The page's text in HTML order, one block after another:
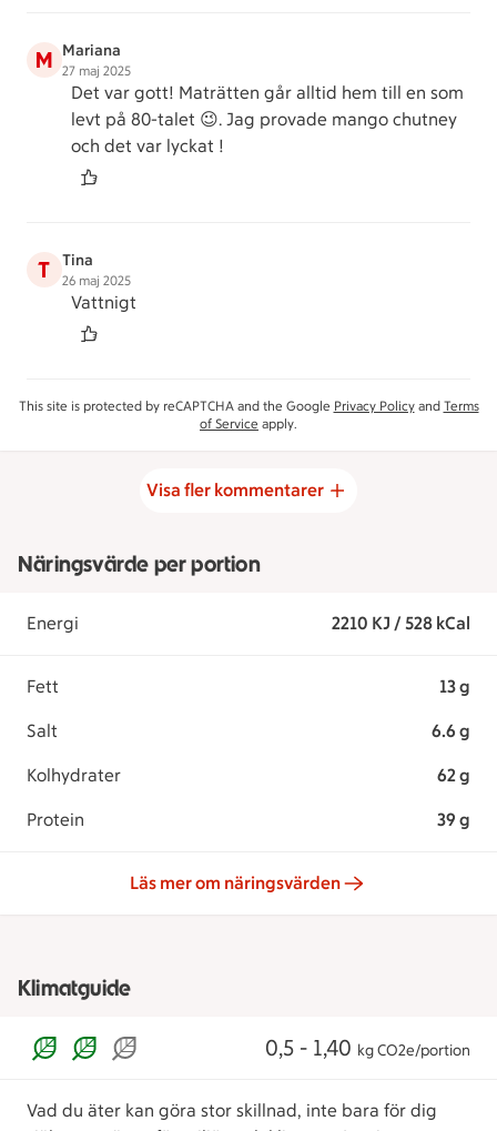
M Mariana
27 maj 2025
Det var gott! Maträtten går alltid hem till en som
levt på 80-talet 😉. Jag provade mango chutney
och det var lyckat !
T Tina
26 maj 2025
Vattnigt
This site is protected by reCAPTCHA and the Google Privacy Policyand Terms
of Service apply.
Visa fler kommentarer
Näringsvärde per portion
Energi 2210 KJ / 528 kCal
Fett 13 g
Salt 6.6 g
Kolhydrater 62 g
Protein 39 g
Läs mer om näringsvärden
Klimatguide
0,5 - 1,40 kg CO2e/portion
Vad du äter kan göra stor skillnad, inte bara för dig